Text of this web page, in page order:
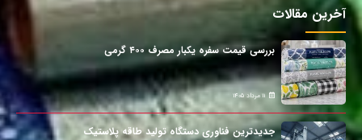
آخرین مقالات
بررسی قیمت سفره یکبار مصرف ۴۰۰ گرمی
11 مرداد 1405
جدیدترین فناوری دستگاه تولید طاقه پلاستیک